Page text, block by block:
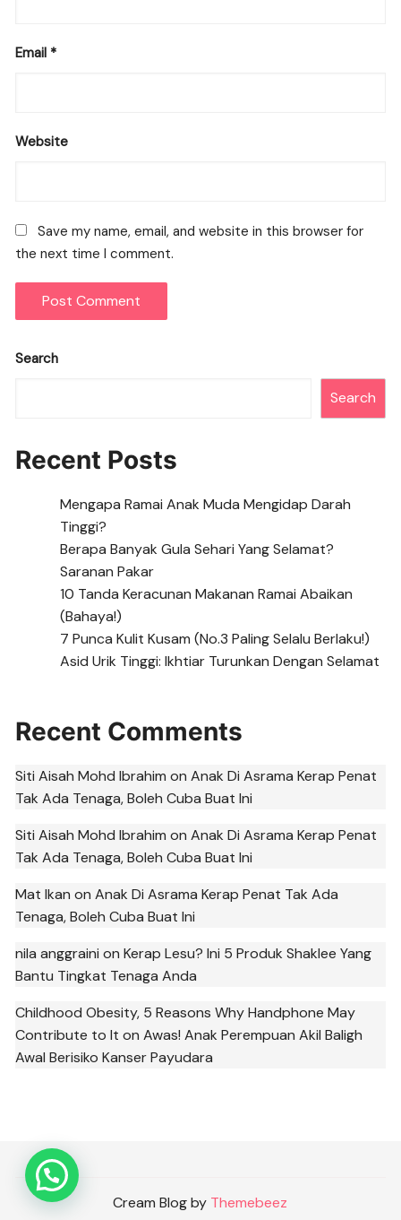
Email *
Website
Save my name, email, and website in this browser for
the next time I comment.
Search
Search
Recent Posts
Mengapa Ramai Anak Muda Mengidap Darah
Tinggi?
Berapa Banyak Gula Sehari Yang Selamat?
Saranan Pakar
10 Tanda Keracunan Makanan Ramai Abaikan
(Bahaya!)
7 Punca Kulit Kusam (No.3 Paling Selalu Berlaku!)
Asid Urik Tinggi: Ikhtiar Turunkan Dengan Selamat
Recent Comments
Siti Aisah Mohd Ibrahim onAnak Di Asrama Kerap Penat
Tak Ada Tenaga, Boleh Cuba Buat Ini
Siti Aisah Mohd Ibrahim onAnak Di Asrama Kerap Penat
Tak Ada Tenaga, Boleh Cuba Buat Ini
Mat Ikan onAnak Di Asrama Kerap Penat Tak Ada
Tenaga, Boleh Cuba Buat Ini
nila anggraini onKerap Lesu? Ini 5 Produk Shaklee Yang
Bantu Tingkat Tenaga Anda
Childhood Obesity, 5 Reasons Why Handphone May
Contribute to It onAwas! Anak Perempuan Akil Baligh
Awal Berisiko Kanser Payudara
Cream Blog by Themebeez